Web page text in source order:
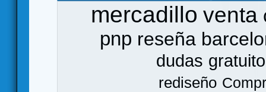
mercadillo venta
pnp reseña
dudas gratuito
rediseño